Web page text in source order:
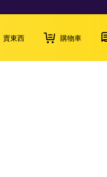
賣東西 購物車